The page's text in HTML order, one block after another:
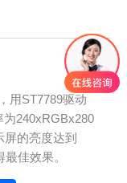
用ST7789驱动
240xRGBx280
的亮度达到
佳效果。